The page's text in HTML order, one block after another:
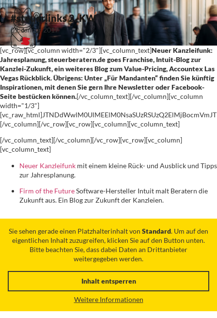
#steuerlinks 2. KW
09. Januar 2017
[vc_row][vc_column width="2/3"][vc_column_text]Neuer Kanzleifunk:
Jahresplanung, steuerberatern.de goes Franchise, Intuit-Blog zur
Kanzlei-Zukunft, ein weiteres Blog zum Value-Pricing, Accountex Las
Vegas Rückblick. Übrigens: Unter „Für Mandanten“ finden Sie künftig
Inspirationen, mit denen Sie gern Ihre Newsletter oder Facebook-
Seite bestücken können.[/vc_column_text][/vc_column][vc_column
width="1/3"]
[/vc_column][/vc_row][vc_row][vc_column][vc_column_text]
[/vc_column_text][/vc_column][/vc_row][vc_row][vc_column]
[vc_column_text]
Neuer Kanzleifunk mit einem kleine Rück- und Ausblick und Tipps
zur Jahresplanung.
Firm of the FutureSoftware-Hersteller Intuit malt Beratern die
Zukunft aus. Ein Blog zur Zukunft der Kanzleien.
Sie sehen gerade einen Platzhalterinhalt von Standard. Um auf den
eigentlichen Inhalt zuzugreifen, klicken Sie auf den Button unten.
Bitte beachten Sie, dass dabei Daten an Drittanbieter
weitergegeben werden.
Inhalt entsperren
Weitere Informationen